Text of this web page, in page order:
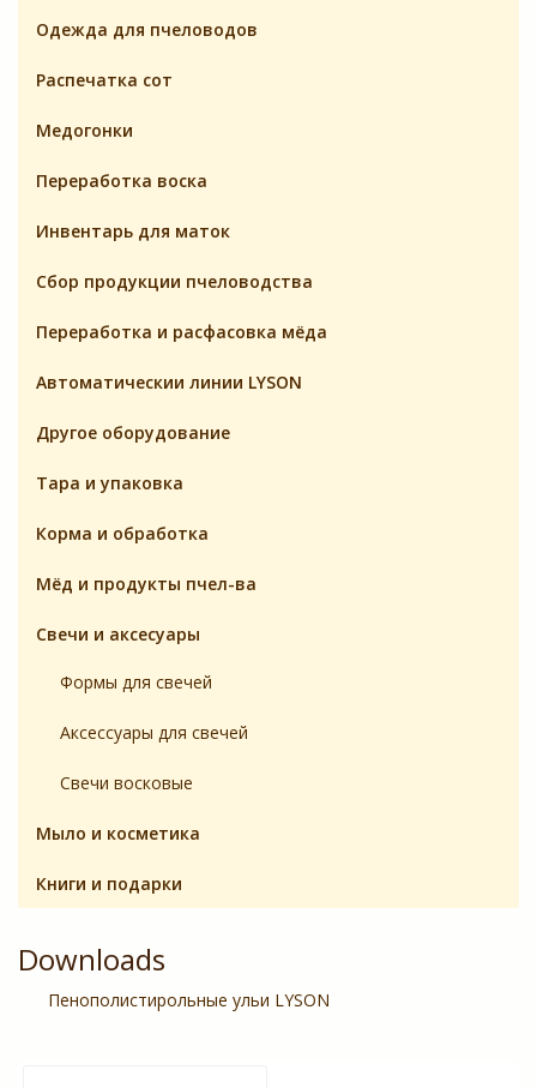
Одежда для пчеловодов
Распечатка сот
Медогонки
Переработка воска
Инвентарь для маток
Cбор продукции пчеловодства
Переработка и расфасовка мёда
Автоматическии линии LYSON
Другое оборудование
Тара и упаковка
Корма и обработка
Мёд и продукты пчел-ва
Свечи и аксесуары
Формы для свечей
Аксесcуары для свечей
Свечи восковые
Мыло и косметика
Книги и подарки
Downloads
Пенополистирольные ульи LYSON